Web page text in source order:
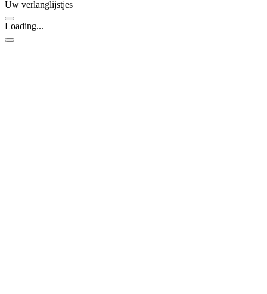
Uw verlanglijstjes
Loading...